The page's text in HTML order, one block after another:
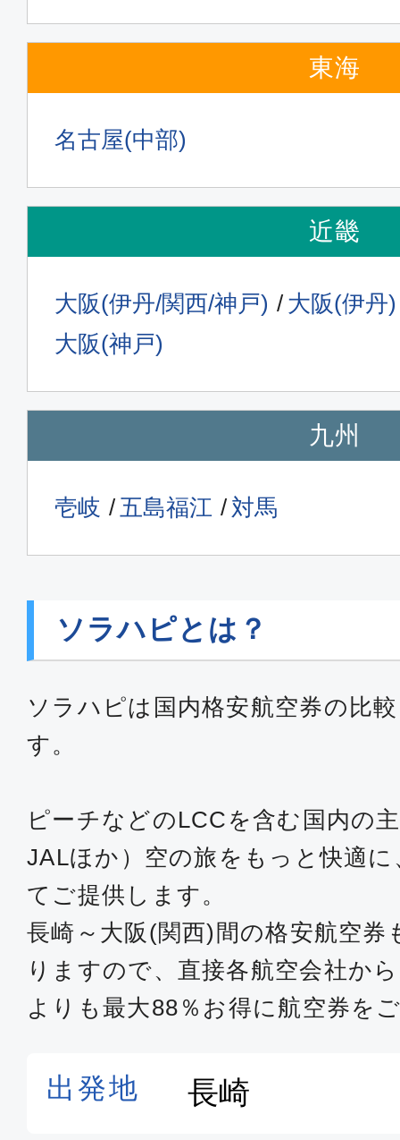
東海
名古屋(中部)
近畿
大阪(伊丹/関西/神戸)
大阪(伊丹)
大阪(神戸)
九州
壱岐 五島福江 対馬
ソラハピとは？
ソラハピは国内格安航空券の比
す。
ピーチなどのLCCを含む国内の
JALほか）空の旅をもっと快適
てご提供します。
長崎～大阪(関西)間の格安航空券
りますので、直接各航空会社か
よりも最大88％お得に航空券を